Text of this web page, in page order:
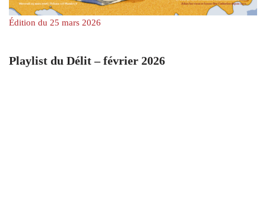
Édition du 25 mars 2026
Playlist du Délit – février 2026